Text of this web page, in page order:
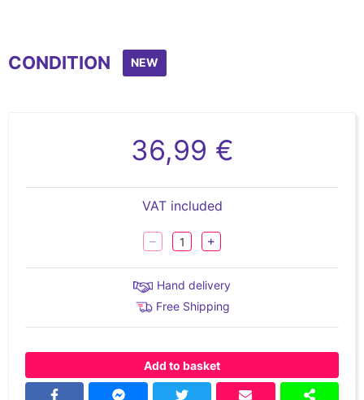
of
CONDITION NEW
36,99 €
VAT included
Hand delivery
Free Shipping
Add to basket